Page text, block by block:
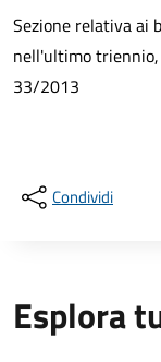
Sezione relativa ai
nell'ultimo triennio,
33/2013
Condividi
Esplora